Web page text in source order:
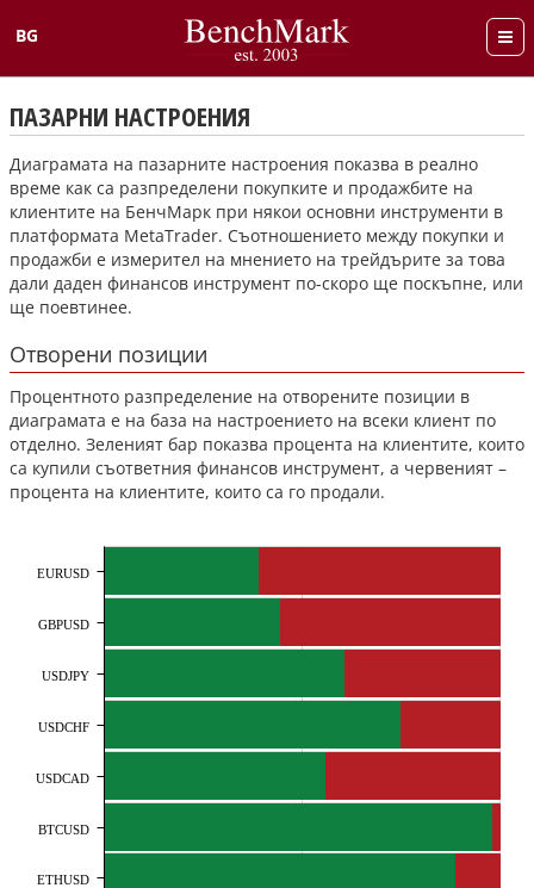
BG
English
ПАЗАРНИ НАСТРОЕНИЯ
Диаграмата на пазарните настроения показва в реално
време как са разпределени покупките и продажбите на
клиентите на БенчМарк при някои основни инструменти в
платформата MetaTrader. Съотношението между покупки и
продажби е измерител на мнението на трейдърите за това
дали даден финансов инструмент по-скоро ще поскъпне, или
ще поевтинее.
Отворени позиции
Процентното разпределение на отворените позиции в
диаграмата е на база на настроението на всеки клиент по
отделно. Зеленият бар показва процента на клиентите, които
са купили съответния финансов инструмент, а червеният –
процента на клиентите, които са го продали.
EURUSD
GBPUSD
USDJPY
USDCHF
USDCAD
BTCUSD
ETHUSD